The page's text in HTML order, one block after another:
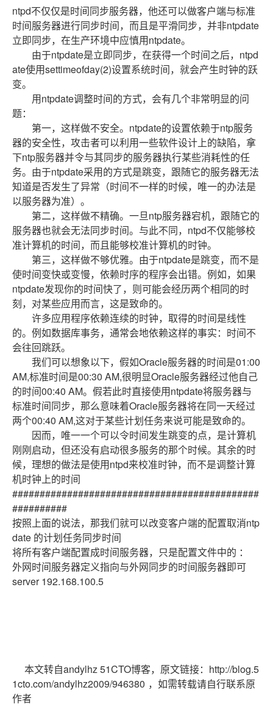
ntpd不仅仅是时间同步服务器，他还可以做客户端与标准
时间服务器进行同步时间，而且是平滑同步，并非ntpdate
立即同步，在生产环境中应慎用ntpdate。
由于ntpdate是立即同步，在获得一个时间之后，ntpd
ate使用settimeofday(2)设置系统时间，就会产生时钟的跃
变。
用ntpdate调整时间的方式，会有几个非常明显的问
题：
第一，这样做不安全。ntpdate的设置依赖于ntp服务
器的安全性，攻击者可以利用一些软件设计上的缺陷，拿
下ntp服务器并令与其同步的服务器执行某些消耗性的任
务。由于ntpdate采用的方式是跳变，跟随它的服务器无法
知道是否发生了异常（时间不一样的时候，唯一的办法是
以服务器为准）。
第二，这样做不精确。一旦ntp服务器宕机，跟随它的
服务器也就会无法同步时间。与此不同，ntpd不仅能够校
准计算机的时间，而且能够校准计算机的时钟。
第三，这样做不够优雅。由于ntpdate是跳变，而不是
使时间变快或变慢，依赖时序的程序会出错。例如，如果
ntpdate发现你的时间快了，则可能会经历两个相同的时
刻，对某些应用而言，这是致命的。
许多应用程序依赖连续的时钟，取得的时间是线性
的。例如数据库事务，通常会地依赖这样的事实：时间不
会往回跳跃。
我们可以想象以下，假如Oracle服务器的时间是01:00
AM,标准时间是00:30 AM,很明显Oracle服务器经过他自己
的时间00:40 AM。假若此时直接使用ntpdate将服务器与
标准时间同步，那么意味着Oracle服务器将在同一天经过
两个00:40 AM,这对于某些计划任务来说可能是致命的。
因而，唯一一个可以令时间发生跳变的点，是计算机
刚刚启动，但还没有启动很多服务的那个时候。其余的时
候，理想的做法是使用ntpd来校准时钟，而不是调整计算
机时钟上的时间
#############################################
##########
按照上面的说法，那我们就可以改变客户端的配置取消ntp
date 的计划任务同步时间
将所有客户端配置成时间服务器，只是配置文件中的 ：
外网时间服务器定义指向与外网同步的时间服务器即可
server 192.168.100.5
本文转自andylhz 51CTO博客，原文链接：http://blog.5
1cto.com/andylhz2009/946380 ，如需转载请自行联系原
作者